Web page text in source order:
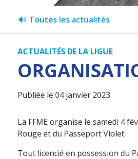
Toutes les actualités
ACTUALITÉS DE LA LIGUE
Publiée le 04 janvier 2023
La FFME organise le samedi 4
Rouge et du Passeport Violet.
Tout licencié en possession du